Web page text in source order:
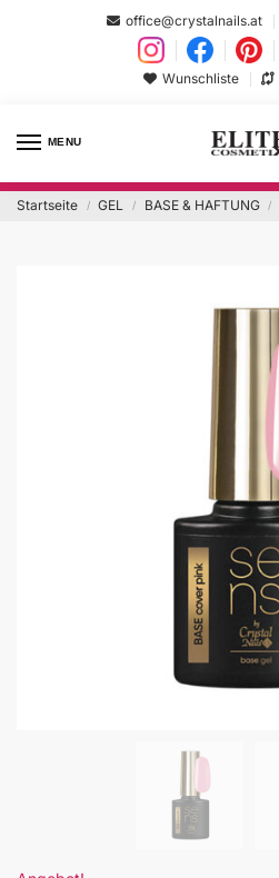
office@crystalnails.at
Wunschliste
MENU
Startseite / GEL / BASE & HAFTUNG /